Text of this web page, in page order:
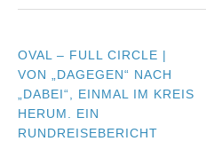
POST
NAVIGATION
OVAL – FULL CIRCLE |
VON „DAGEGEN“ NACH
„DABEI“, EINMAL IM KREIS
HERUM. EIN
RUNDREISEBERICHT